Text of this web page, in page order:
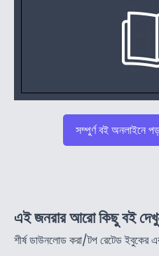
সম্পুর্ণ বই অনলাইনে
এই জনরার আরো কিছু বই
শীর্ষ ডাউনলোড করা/টপ রেটেড ইবুকের